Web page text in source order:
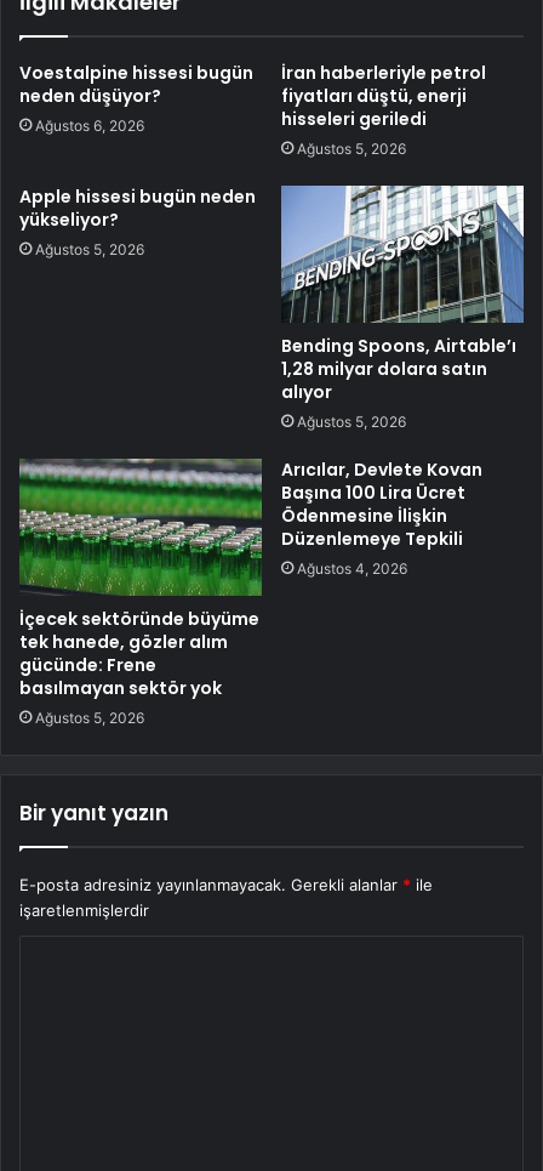
Voestalpine hissesi bugün
neden düşüyor?
Ağustos 6, 2026
İran haberleriyle petrol
fiyatları düştü, enerji
hisseleri geriledi
Ağustos 5, 2026
Apple hissesi bugün neden
yükseliyor?
Ağustos 5, 2026
Bending Spoons, Airtable’ı
1,28 milyar dolara satın
alıyor
Ağustos 5, 2026
İçecek sektöründe büyüme
tek hanede, gözler alım
gücünde: Frene
basılmayan sektör yok
Ağustos 5, 2026
Arıcılar, Devlete Kovan
Başına 100 Lira Ücret
Ödenmesine İlişkin
Düzenlemeye Tepkili
Ağustos 4, 2026
Bir yanıt yazın
E-posta adresiniz yayınlanmayacak. Gerekli alanlar * ile
işaretlenmişlerdir